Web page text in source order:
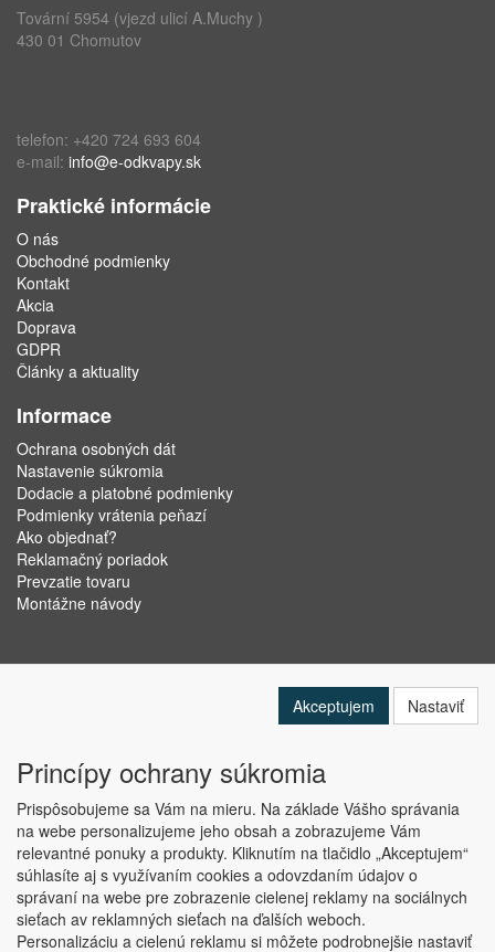
Tovární 5954 (vjezd ulicí A.Muchy )
430 01 Chomutov
telefon: +420 724 693 604
e-mail: info@e-odkvapy.sk
Praktické informácie
O nás
Obchodné podmienky
Kontakt
Akcia
Doprava
GDPR
Články a aktuality
Informace
Ochrana osobných dát
Nastavenie súkromia
Dodacie a platobné podmienky
Podmienky vrátenia peňazí
Ako objednať?
Reklamačný poriadok
Prevzatie tovaru
Montážne návody
Copyright © ABRA Software a.s. 2019
Akceptujem Nastaviť
Princípy ochrany súkromia
Prispôsobujeme sa Vám na mieru. Na základe Vášho správania
na webe personalizujeme jeho obsah a zobrazujeme Vám
relevantné ponuky a produkty. Kliknutím na tlačidlo „Akceptujem“
súhlasíte aj s využívaním cookies a odovzdaním údajov o
správaní na webe pre zobrazenie cielenej reklamy na sociálnych
sieťach av reklamných sieťach na ďalších weboch.
Personalizáciu a cielenú reklamu si môžete podrobnejšie nastaviť